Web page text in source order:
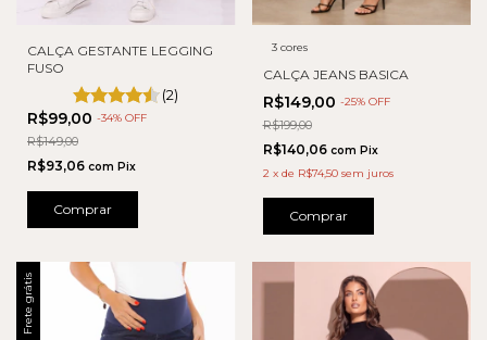
CALÇA GESTANTE LEGGING
FUSO
(2)
R$99,00 -34% OFF
R$149,00
R$93,06 com Pix
Comprar
3 cores
CALÇA JEANS BASICA
R$149,00 -25% OFF
R$199,00
R$140,06 com Pix
2 x de R$74,50 sem juros
Comprar
Frete grátis